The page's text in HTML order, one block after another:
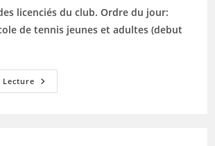
licenciés du club. Ordre du jour:
de tennis jeunes et adultes (debut
Réunion
Du